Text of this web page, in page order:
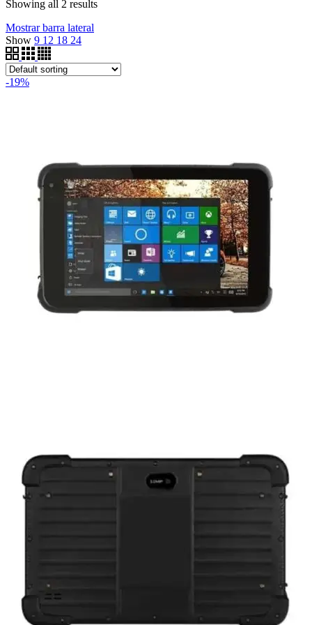
Showing all 2 results
Mostrar barra lateral
Show 9 12 18 24
-19%